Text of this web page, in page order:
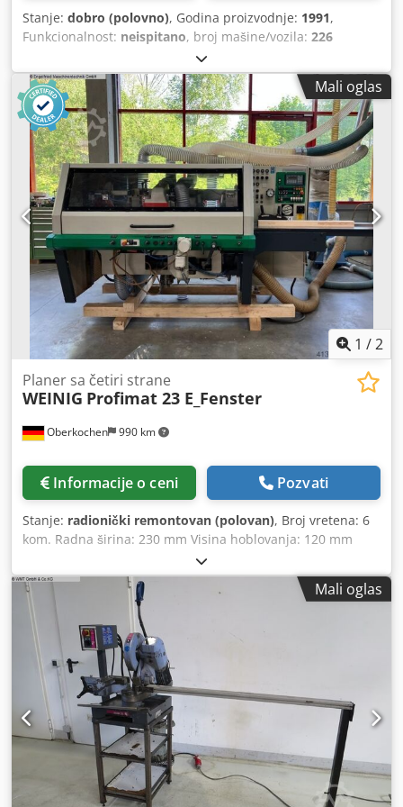
Stanje: dobro (polovno), Godina proizvodnje: 1991,
Funkcionalnost: neispitano, broj mašine/vozila: 226
, Weinig četvorostrana glodalica u dobrom,
korišćenom stanju. Quattromat 22 – godina proizvodnje
1991. Dodatna oprema: 4 glodalice Glodalica je dugi niz
godina korišćena u proizvodnji masivnog drveta. Mašina se
prodaje u sklopu zatvaranja naše stolarske radionice. Cena
za lično preuzimanje – isporuka moguća na zahtev. Prodaja
se vrši uz isključenje odgovornosti za materijalne
nedostatke. Odgovornost za namerno oštećenje, grubu
nepažnju, kao i za štetu nastalu usled povrede života,
telesnog integriteta ili zdravlja, ostaje neizmenjena.
Zahtevi zbog prikrivenih nedostataka takođe ostaju
neizmenjeni. Moguća je inspekcija mašine uz dogovor.
Fiksni termin za inspekciju je 18.07. ili 01.08. od 10 do 14
časova u našoj radionici u Stemvedeu. Dodpeziu I Esfx
Abujkr
Mali oglas
1 /2
Oberkochen 990 km
Planer sa četiri strane
WEINIG Profimat 23 E_Fenster
Informacije o ceni Pozvati
Stanje: radionički remontovan (polovan), Broj vretena: 6
kom. Radna širina: 230 mm Visina hoblovanja: 120 mm
Dužina stola za ravnanje: 2500 mm Motor za uvlačenje: 3
kW Brzina uvlačenja: 5–24 m/min Ukupna potrebna snaga:
27 kW Dimenzije (dužina/širina/visina): 3900 x 2200 x 2000
mm Težina mašine: cca 2500 kg Weinig četvorostrana
blanjalica Profimat 23, verzija za prozore, sa uređajem za
izrezivanje letvica za staklo ili se može koristiti kao utorna
vretena. ATS upravljanje i programska kontrola. -----
Mašinu je 2024. godine generalno remontovala firma
Weinig. Tehnički podaci – pregled (dodatnu opremu na
upit) ----- Opšti podaci — > Radna širina: 230 mm > Radna
visina: 120 mm > Broj vretena: 6 kom. > Dužina stola za
ravnanje: 2500 mm > Motor za uvlačenje: 3 kW > Brzina
uvlačenja: 5–24 m/min > Ukupna potrebna snaga: 27 kW >
Mali oglas